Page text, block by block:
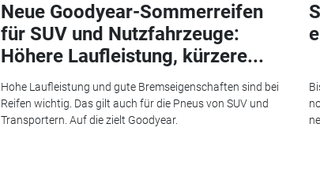
Neue Goodyear-Sommerreifen
für SUV und Nutzfahrzeuge:
Höhere Laufleistung, kürzere...
Hohe Laufleistung und gute Bremseigenschaften sind bei
Reifen wichtig. Das gilt auch für die Pneus von SUV und
Transportern. Auf die zielt Goodyear.